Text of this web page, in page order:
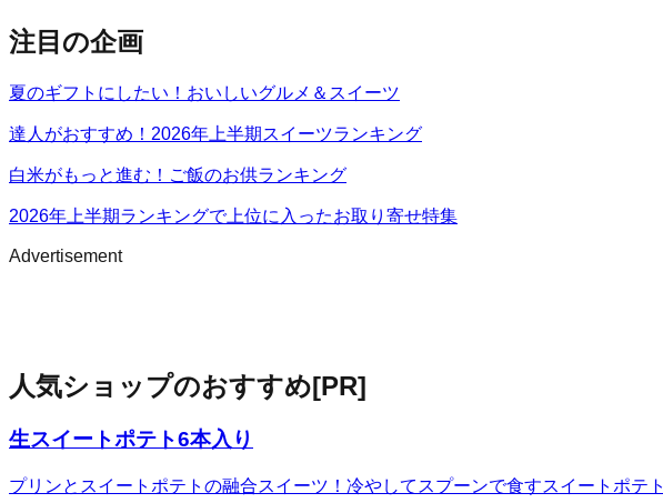
注目の企画
夏のギフトにしたい！おいしいグルメ＆スイーツ
達人がおすすめ！2026年上半期スイーツランキング
白米がもっと進む！ご飯のお供ランキング
2026年上半期ランキングで上位に入ったお取り寄せ特集
Advertisement
人気ショップのおすすめ[PR]
生スイートポテト6本入り
プリンとスイートポテトの融合スイーツ！冷やしてスプーンで食すスイートポテト